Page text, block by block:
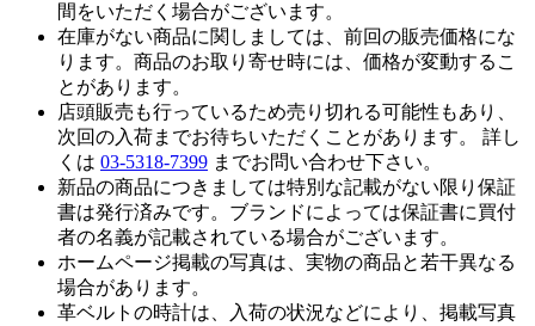
間をいただく場合がございます。
在庫がない商品に関しましては、前回の販売価格にな
ります。商品のお取り寄せ時には、価格が変動するこ
とがあります。
店頭販売も行っているため売り切れる可能性もあり、
次回の入荷までお待ちいただくことがあります。 詳し
くは 03-5318-7399 までお問い合わせ下さい。
新品の商品につきましては特別な記載がない限り保証
書は発行済みです。ブランドによっては保証書に買付
者の名義が記載されている場合がございます。
ホームページ掲載の写真は、実物の商品と若干異なる
場合があります。
革ベルトの時計は、入荷の状況などにより、掲載写真